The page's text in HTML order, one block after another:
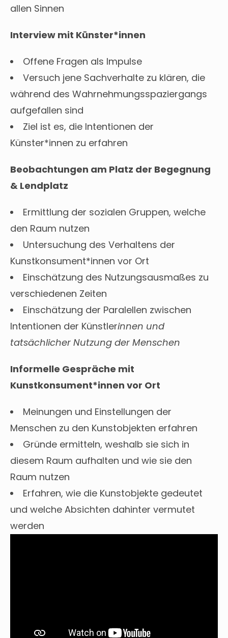
allen Sinnen
Interview mit Künster*innen
Offene Fragen als Impulse
Versuch jene Sachverhalte zu klären, die
während des Wahrnehmungsspaziergangs
aufgefallen sind
Ziel ist es, die Intentionen der
Künster*innen zu erfahren
Beobachtungen am Platz der Begegnung
& Lendplatz
Ermittlung der sozialen Gruppen, welche
den Raum nutzen
Untersuchung des Verhaltens der
Kunstkonsument*innen vor Ort
Einschätzung des Nutzungsausmaßes zu
verschiedenen Zeiten
Einschätzung der Paralellen zwischen
Intentionen der Künstlerinnen und
tatsächlicher Nutzung der Menschen
Informelle Gespräche mit
Kunstkonsument*innen vor Ort
Meinungen und Einstellungen der
Menschen zu den Kunstobjekten erfahren
Gründe ermitteln, weshalb sie sich in
diesem Raum aufhalten und wie sie den
Raum nutzen
Erfahren, wie die Kunstobjekte gedeutet
und welche Absichten dahinter vermutet
werden